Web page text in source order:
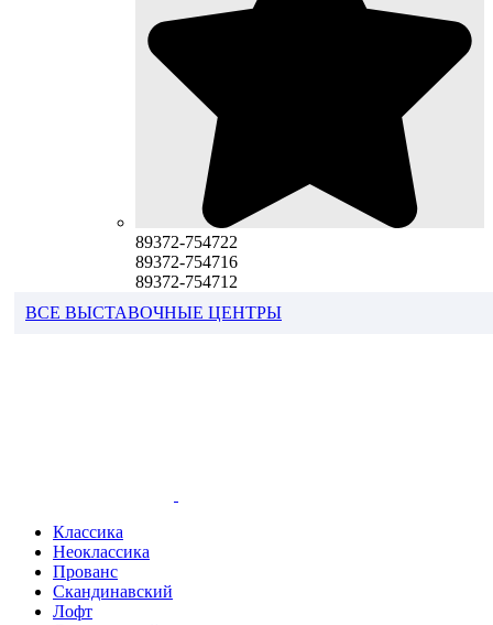
89372-754722
89372-754716
89372-754712
ВСЕ ВЫСТАВОЧНЫЕ ЦЕНТРЫ
Классика
Неоклассика
Прованс
Скандинавский
Лофт